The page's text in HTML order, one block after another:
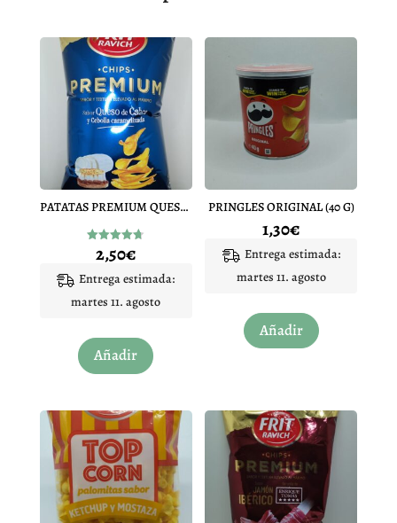
PATATAS PREMIUM QUESO CABRA 150G
Valorado
con
de 5
2,50€
Entrega estimada:
martes 11. agosto
Añadir
PRINGLES ORIGINAL (40 G)
1,30€
Entrega estimada:
martes 11. agosto
Añadir